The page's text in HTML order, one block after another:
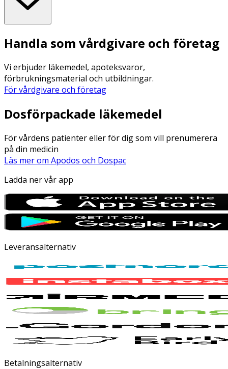
Handla som vårdgivare och företag
Vi erbjuder läkemedel, apoteksvaror,
förbrukningsmaterial och utbildningar.
För vårdgivare och företag
Dosförpackade läkemedel
För vårdens patienter eller för dig som vill prenumerera
på din medicin
Läs mer om Apodos och Dospac
Ladda ner vår app
Leveransalternativ
Betalningsalternativ